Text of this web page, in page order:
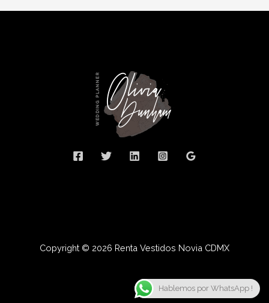
Copyright © 2026 Renta Vestidos Novia CDMX
Hablemos por WhatsApp !